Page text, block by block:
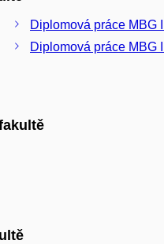
Diplomová práce MBG II
Diplomová práce MBG III